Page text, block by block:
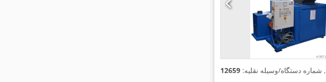
, شماره دستگاه/وسیله نقلیه: 12659